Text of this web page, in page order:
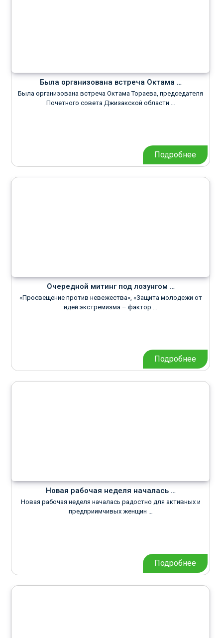
Была организована встреча Октама …
Была организована встреча Октама Тораева, председателя
Почетного совета Джизакской области …
Подробнее
Очередной митинг под лозунгом …
«Просвещение против невежества», «Защита молодежи от
идей экстремизма – фактор …
Подробнее
Новая рабочая неделя началась …
Новая рабочая неделя началась радостно для активных и
предприимчивых женщин …
Подробнее